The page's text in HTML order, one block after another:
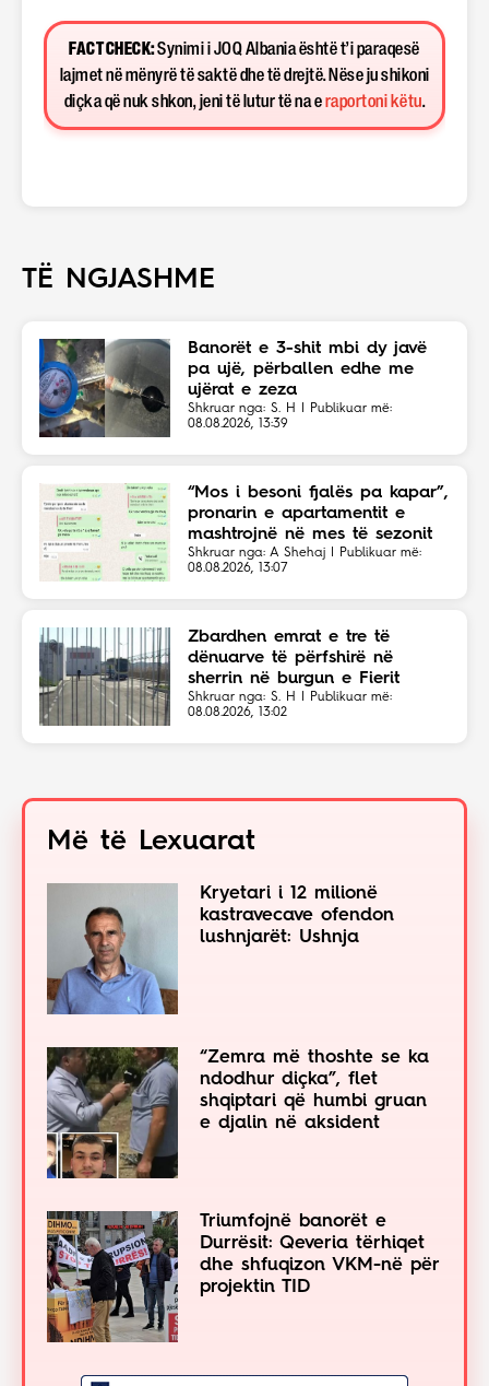
FACT CHECK:Synimi i JOQ Albania është t’i paraqesë
lajmet në mënyrë të saktë dhe të drejtë. Nëse ju shikoni
diçka që nuk shkon, jeni të lutur të na e raportoni këtu.
TË NGJASHME
Banorët e 3-shit mbi dy javë
pa ujë, përballen edhe me
ujërat e zeza
Shkruar nga: S. H | Publikuar më:
08.08.2026, 13:39
“Mos i besoni fjalës pa kapar”,
pronarin e apartamentit e
mashtrojnë në mes të sezonit
Shkruar nga: A Shehaj | Publikuar më:
08.08.2026, 13:07
Zbardhen emrat e tre të
dënuarve të përfshirë në
sherrin në burgun e Fierit
Shkruar nga: S. H | Publikuar më:
08.08.2026, 13:02
Më të Lexuarat
Kryetari i 12 milionë
kastravecave ofendon
lushnjarët: Ushnja
“Zemra më thoshte se ka
ndodhur diçka”, flet
shqiptari që humbi gruan
e djalin në aksident
Triumfojnë banorët e
Durrësit: Qeveria tërhiqet
dhe shfuqizon VKM-në për
projektin TID